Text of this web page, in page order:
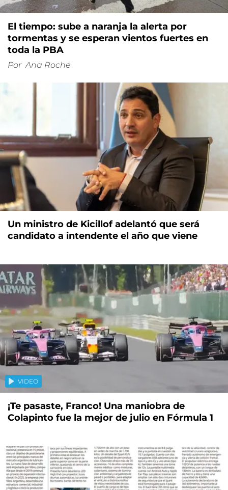
El tiempo: sube a naranja la alerta por
tormentas y se esperan vientos fuertes en
toda la PBA
Por Ana Roche
Un ministro de Kicillof adelantó que será
candidato a intendente el año que viene
VIDEO
¡Te pasaste, Franco! Una maniobra de
Colapinto fue la mejor de julio en Fórmula 1